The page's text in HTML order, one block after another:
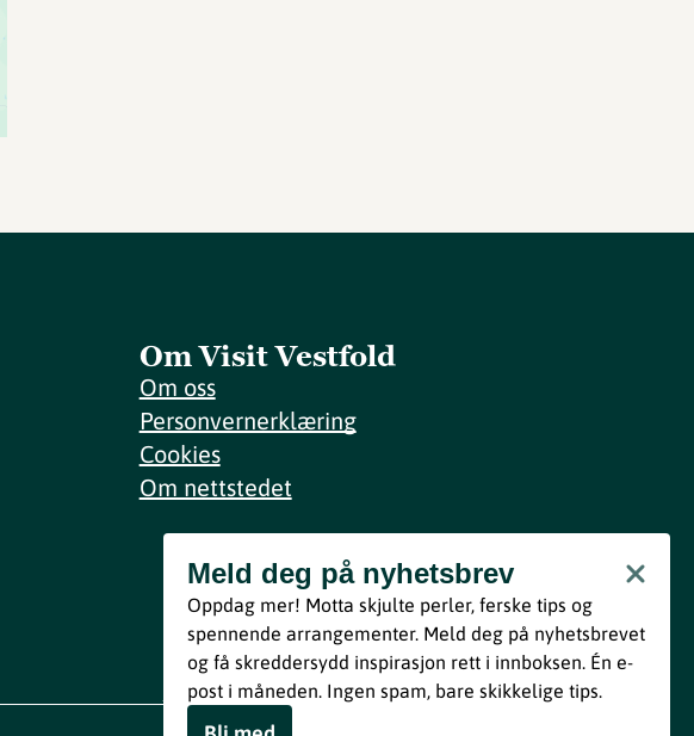
Om Visit Vestfold
Om oss
Personvernerklæring
Cookies
Om nettstedet
Meld deg på nyhetsbrev
Bli med
Ved å melde deg inn godtar du våre vilkår i henhold til vår
personvernerklæring.
Meld deg på nyhetsbrev
Oppdag mer! Motta skjulte perler, ferske tips og
spennende arrangementer. Meld deg på nyhetsbrevet
og få skreddersydd inspirasjon rett i innboksen. Én e-
post i måneden. Ingen spam, bare skikkelige tips.